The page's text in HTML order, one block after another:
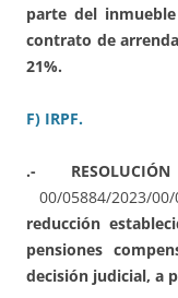
parte del
contrato de
21%.
F) IRPF.
.-
00/05884/2023/
reducción
pensiones
decisión judicial, a